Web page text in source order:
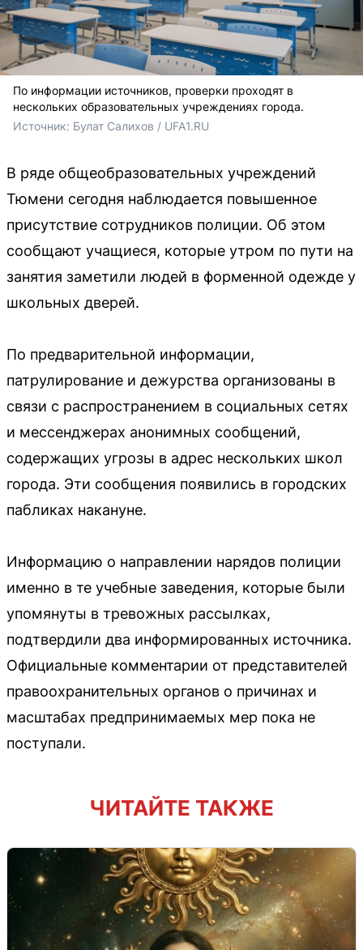
По информации источников, проверки проходят в
нескольких образовательных учреждениях города.
Источник: Булат Салихов / UFA1.RU
В ряде общеобразовательных учреждений
Тюмени сегодня наблюдается повышенное
присутствие сотрудников полиции. Об этом
сообщают учащиеся, которые утром по пути на
занятия заметили людей в форменной одежде у
школьных дверей.
По предварительной информации,
патрулирование и дежурства организованы в
связи с распространением в социальных сетях
и мессенджерах анонимных сообщений,
содержащих угрозы в адрес нескольких школ
города. Эти сообщения появились в городских
пабликах накануне.
Информацию о направлении нарядов полиции
именно в те учебные заведения, которые были
упомянуты в тревожных рассылках,
подтвердили два информированных источника.
Официальные комментарии от представителей
правоохранительных органов о причинах и
масштабах предпринимаемых мер пока не
поступали.
ЧИТАЙТЕ ТАКЖЕ